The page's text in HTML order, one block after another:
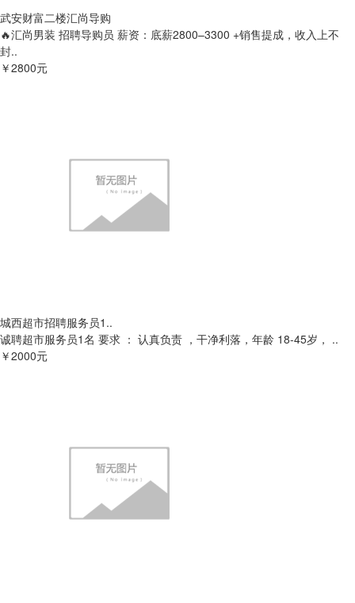
武安财富二楼汇尚导购
🔥汇尚男装 招聘导购员 薪资：底薪2800–3300 +销售提成，收入上不
封..
￥2800元
城西超市招聘服务员1..
诚聘超市服务员1名 要求 ： 认真负责 ，干净利落，年龄 18-45岁， ..
￥2000元